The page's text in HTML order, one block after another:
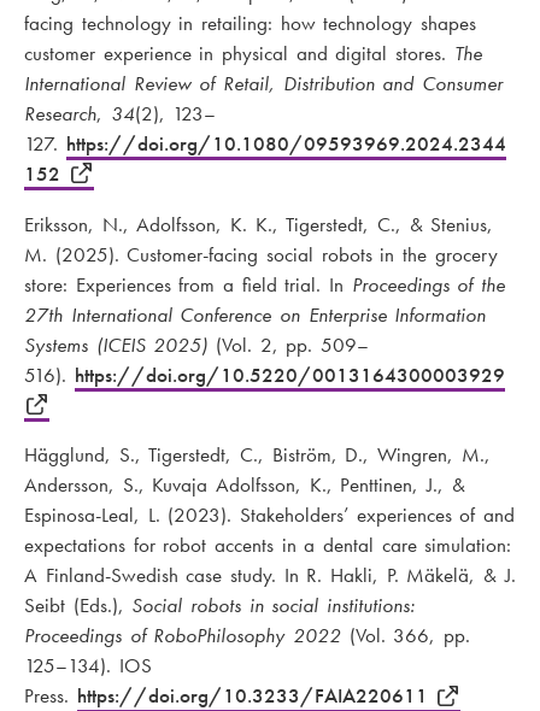
facing technology in retailing: how technology shapes
customer experience in physical and digital stores. The
International Review of Retail, Distribution and Consumer
Research, 34(2), 123–
127. https://doi.org/10.1080/09593969.2024.2344
152
Eriksson, N., Adolfsson, K. K., Tigerstedt, C., & Stenius,
M. (2025). Customer-facing social robots in the grocery
store: Experiences from a field trial. In Proceedings of the
27th International Conference on Enterprise Information
Systems (ICEIS 2025) (Vol. 2, pp. 509–
516). https://doi.org/10.5220/0013164300003929
Hägglund, S., Tigerstedt, C., Biström, D., Wingren, M.,
Andersson, S., Kuvaja Adolfsson, K., Penttinen, J., &
Espinosa-Leal, L. (2023). Stakeholders’ experiences of and
expectations for robot accents in a dental care simulation:
A Finland-Swedish case study. In R. Hakli, P. Mäkelä, & J.
Seibt (Eds.), Social robots in social institutions:
Proceedings of RoboPhilosophy 2022 (Vol. 366, pp.
125–134). IOS
Press. https://doi.org/10.3233/FAIA220611